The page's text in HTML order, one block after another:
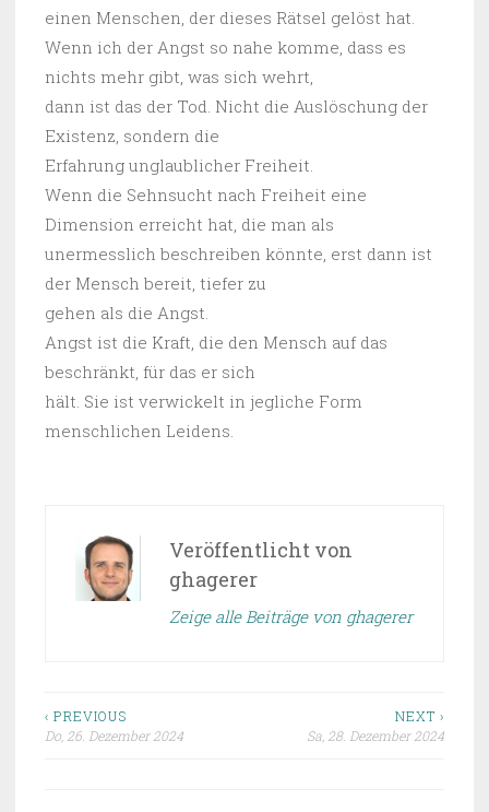
einen Menschen, der dieses Rätsel gelöst hat.
Wenn ich der Angst so nahe komme, dass es
nichts mehr gibt, was sich wehrt,
dann ist das der Tod. Nicht die Auslöschung der
Existenz, sondern die
Erfahrung unglaublicher Freiheit.
Wenn die Sehnsucht nach Freiheit eine
Dimension erreicht hat, die man als
unermesslich beschreiben könnte, erst dann ist
der Mensch bereit, tiefer zu
gehen als die Angst.
Angst ist die Kraft, die den Mensch auf das
beschränkt, für das er sich
hält. Sie ist verwickelt in jegliche Form
menschlichen Leidens.
Veröffentlicht von
ghagerer
Zeige alle Beiträge von ghagerer
Beitragsnavigation
‹ PREVIOUS
Do, 26. Dezember 2024
NEXT ›
Sa, 28. Dezember 2024